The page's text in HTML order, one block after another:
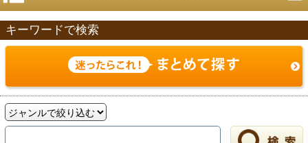
キーワードで検索